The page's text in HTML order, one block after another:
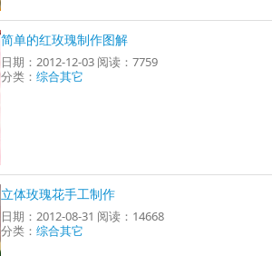
简单的红玫瑰制作图解
日期：2012-12-03 阅读：7759
分类：综合其它
立体玫瑰花手工制作
日期：2012-08-31 阅读：14668
分类：综合其它